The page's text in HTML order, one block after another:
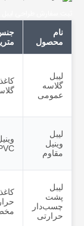
نام
محصول
لیبل
گلاسه
عمومی
کاغذ
لیبل
وینیل
مقاوم
لیبل
پشت
چسب‌دار
حرارتی
کاغذ